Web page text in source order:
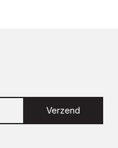
Verzend